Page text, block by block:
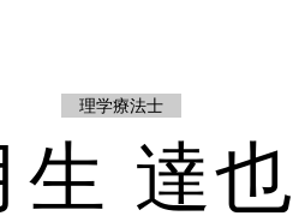
理学療法士
生 達也